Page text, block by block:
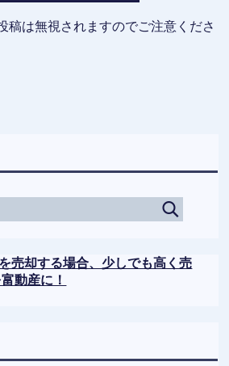
稿は無視されますのでご注意くださ
売却する場合、少しでも高く売
動産に！